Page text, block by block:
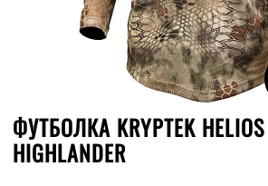
ФУТБОЛКА KRYPTEK
HIGHLANDER